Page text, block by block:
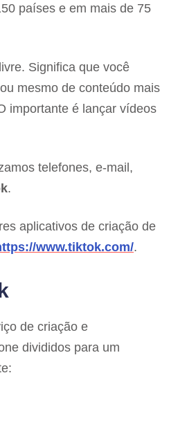
países e em mais de 75
Significa que você
mesmo de conteúdo mais
importante é lançar vídeos
telefones, e-mail,
.
aplicativos de criação de
www.tiktok.com/.
de criação e
divididos para um